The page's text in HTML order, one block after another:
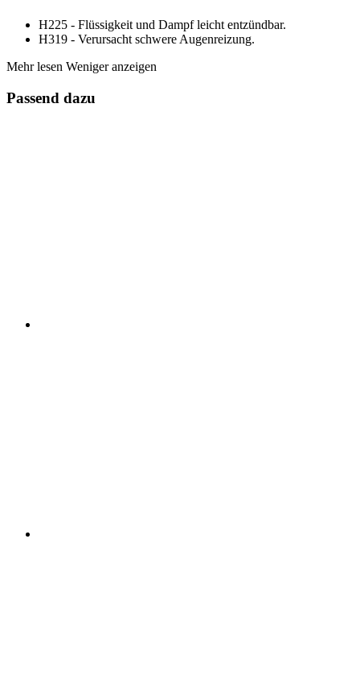
H225 - Flüssigkeit und Dampf leicht entzündbar.
H319 - Verursacht schwere Augenreizung.
Mehr lesen Weniger anzeigen
Passend dazu